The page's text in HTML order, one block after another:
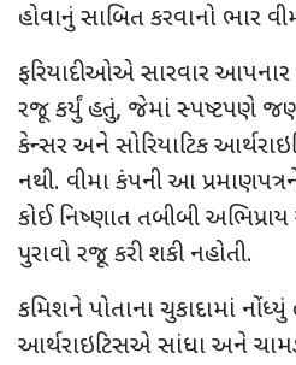
હોવાનું સાબિત કરવાનો ભાર
ફરિયાદીઓએ સારવાર
રજૂ કર્યું હતું, જેમાં સ્પષ્ટપણે
કેન્સર અને સોરિયાટિક
નથી. વીમા કંપની આ
કોઈ નિષ્ણાત તબીબી
પુરાવો રજૂ કરી શકી નહોતી.
કમિશને પોતાના ચુકાદામાં નોંધ્યું
આર્થરાઇટિસએ સાંધા અને